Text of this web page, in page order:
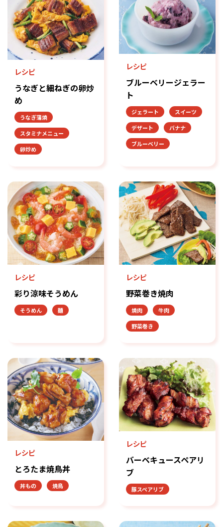
レシピ
うなぎと細ねぎの卵炒
め
うなぎ蒲焼
スタミナメニュー
卵炒め
レシピ
ブルーベリージェラー
ト
ジェラート
スイーツ
デザート
バナナ
ブルーベリー
レシピ
彩り涼味そうめん
そうめん 麺
レシピ
野菜巻き焼肉
焼肉
牛肉
野菜巻き
レシピ
とろたま焼鳥丼
丼もの 焼鳥
レシピ
バーベキュースペアリ
ブ
豚スペアリブ